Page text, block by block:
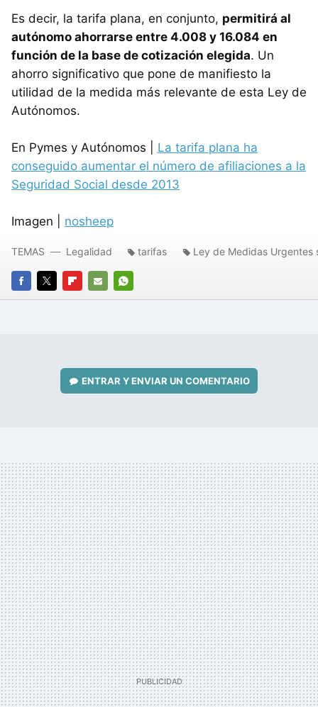
Es decir, la tarifa plana, en conjunto, permitirá al
autónomo ahorrarse entre 4.008 y 16.084 en
función de la base de cotización elegida. Un
ahorro significativo que pone de manifiesto la
utilidad de la medida más relevante de esta Ley de
Autónomos.
En Pymes y Autónomos | La tarifa plana ha
conseguido aumentar el número de afiliaciones a la
Seguridad Social desde 2013
Imagen | nosheep
FACEBOOK
TWITTERFLIPBOARD
E-
WHATSAPP
TEMAS Legalidad tarifas Ley de Medidas Urgentes
ENTRAR Y ENVIAR UN COMENTARIO